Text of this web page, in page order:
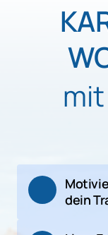
dein